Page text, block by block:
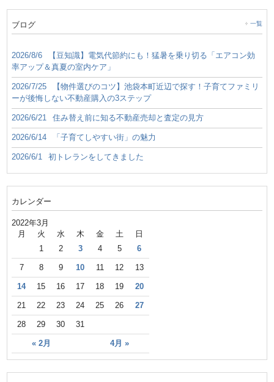
ブログ 一覧
2026/8/6
【豆知識】電気代節約にも！猛暑を乗り切る「エアコン効
率アップ＆真夏の室内ケア」
2026/7/25
【物件選びのコツ】池袋本町近辺で探す！子育てファミリ
ーが後悔しない不動産購入の3ステップ
2026/6/21 住み替え前に知る不動産売却と査定の見方
2026/6/14 「子育てしやすい街」の魅力
2026/6/1 初トレランをしてきました
カレンダー
2022年3月
月 火 水 木 金 土 日
« 2月 4月 »
1 2 3 4 5 6
7 8 9 10 11 12 13
14 15 16 17 18 19 20
21 22 23 24 25 26 27
28 29 30 31